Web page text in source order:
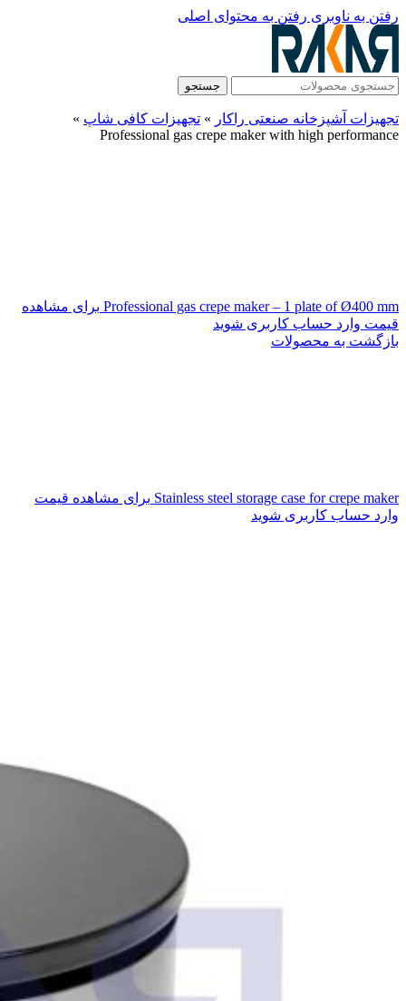
رفتن به ناوبری رفتن به محتوای اصلی
جستجو
تجهیزات آشپزخانه صنعتی راکار » تجهیزات کافی شاپ »
Professional gas crepe maker with high performance
Professional gas crepe maker – 1 plate of Ø400 mm برای مشاهده
قیمت وارد حساب کاربری شوید
بازگشت به محصولات
Stainless steel storage case for crepe maker برای مشاهده قیمت
وارد حساب کاربری شوید